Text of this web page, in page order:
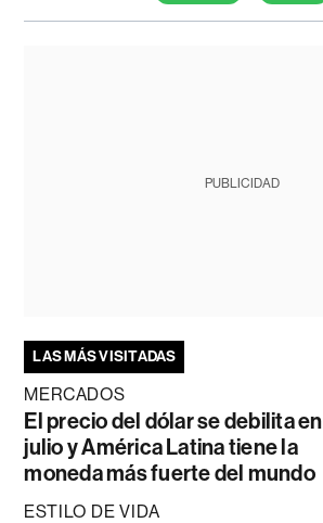
PUBLICIDAD
LAS MÁS VISITADAS
MERCADOS
El precio del dólar se debilita en
julio y América Latina tiene la
moneda más fuerte del mundo
ESTILO DE VIDA